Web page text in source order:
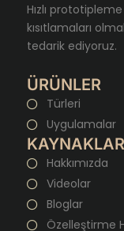
Hızlı
kısıtlamaları
tedarik ediyoruz.
ÜRÜNLER
Türleri
Uygulamalar
KAYNAKLAR
Hakkımızda
Videolar
Bloglar
Özelleştirme